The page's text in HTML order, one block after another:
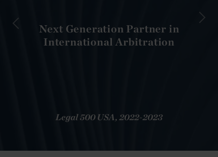
Next Generation Partner in
International Arbitration
Legal 500 USA, 2022-2023